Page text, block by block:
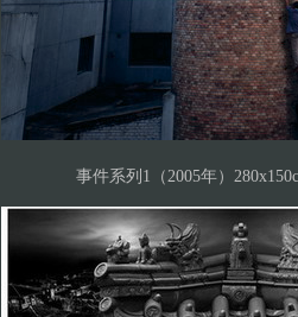
事件系列1（2005年）